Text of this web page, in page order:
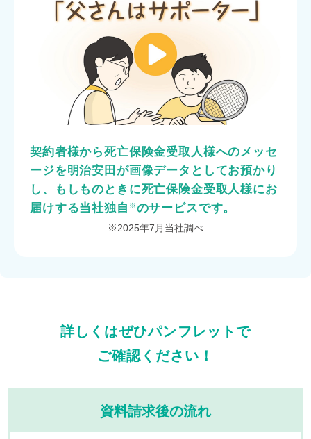
契約者様から死亡保険金受取人様へのメッセ
ージを明治安田が画像データとしてお預かり
し、
もしものときに死亡保険金受取人様にお
届けする当社独自 ※のサービスです。
※2025年7月当社調べ
詳しくはぜひパンフレットで
ご確認ください！
資料請求後の流れ